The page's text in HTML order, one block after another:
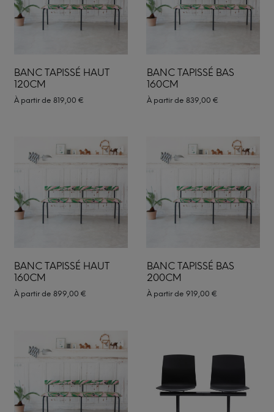
BANC TAPISSÉ HAUT
120CM
À partir de 819,00 €
BANC TAPISSÉ BAS
160CM
À partir de 839,00 €
BANC TAPISSÉ HAUT
160CM
À partir de 899,00 €
BANC TAPISSÉ BAS
200CM
À partir de 919,00 €